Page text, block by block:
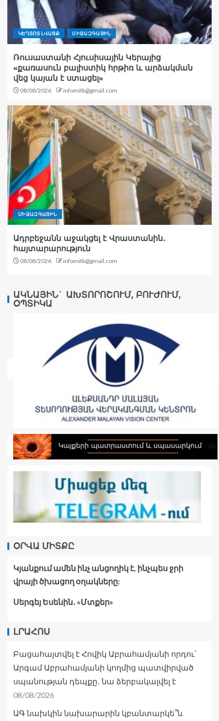
ԿԵՂՏՈՏ ԼՎԱՑՔ ՄԻՋԱԶԳԱՅԻՆ
Ռուսաստանի Հյուսիսային Կերայից
«քառասուն բալիստիկ հրթիռ և արձակման
վեց կայան է ստացել»
08/08/2026 infomitk@gmail.com
ՄԻՋԱԶԳԱՅԻՆ
Ադրբեջանն աջակցել է Վրաստանին․
հայտարարություն
08/08/2026 infomitk@gmail.com
ԱԿՆԱՅԻՆ` ԱԽՏՈՐՈՇՈՒՄ, ԲՈՒԺՈՒՄ,
ՕՊՏԻԿԱ
ՕՐՎԱ ՄԻՏՔԸ
Կյանքում ամեն ինչ անցողիկ է, ինչպես ջրի
վրայի ծխացող օղակները:
Սերգեյ Եսենին․ «Մտքեր»
ԼՐԱՀՈՍ
Բացահայտվել է Հովիկ Աբրահամյանի որդու՝
Արգամ Աբրահամյանի կողմից պատվիրված
սպանության դեպքը․ նա ձերբակալվել է
08/08/2026
ԱԳ նախկին նախարարին կբանտարկե՞ն.